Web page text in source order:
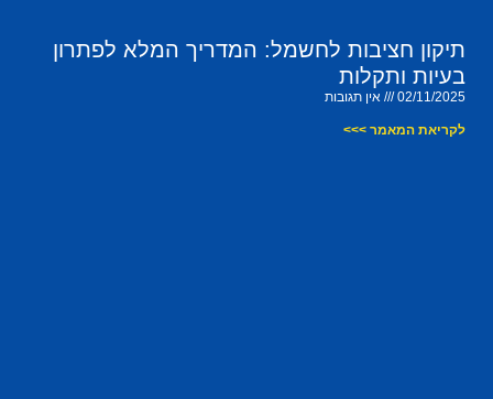
תיקון חציבות לחשמל: המדריך המלא לפתרון
בעיות ותקלות
02/11/2025 אין תגובות
לקריאת המאמר >>>